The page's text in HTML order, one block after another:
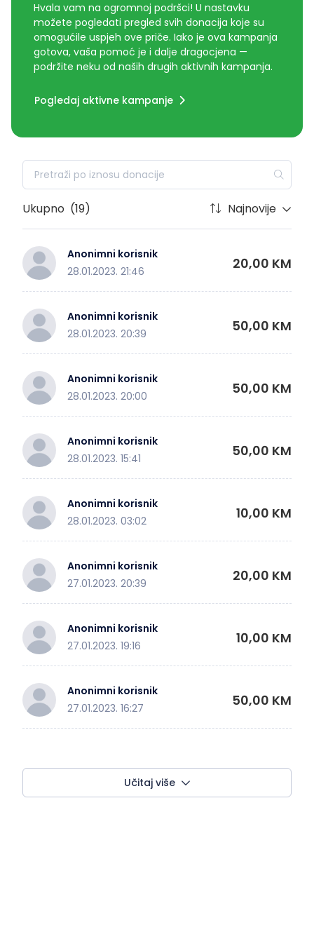
Hvala vam na ogromnoj podršci! U nastavku
možete pogledati pregled svih donacija koje su
omogućile uspjeh ove priče. Iako je ova kampanja
gotova, vaša pomoć je i dalje dragocjena —
podržite neku od naših drugih aktivnih kampanja.
Pogledaj aktivne kampanje
Ukupno (19) Najnovije
Anonimni korisnik
28.01.2023. 21:46
20,00 KM
Anonimni korisnik
28.01.2023. 20:39
50,00 KM
Anonimni korisnik
28.01.2023. 20:00
50,00 KM
Anonimni korisnik
28.01.2023. 15:41
50,00 KM
Anonimni korisnik
28.01.2023. 03:02
10,00 KM
Anonimni korisnik
27.01.2023. 20:39
20,00 KM
Anonimni korisnik
27.01.2023. 19:16
10,00 KM
Anonimni korisnik
27.01.2023. 16:27
50,00 KM
Učitaj više